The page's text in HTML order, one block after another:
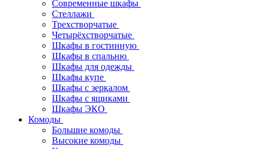
Современные шкафы
Стеллажи
Трехстворчатые
Четырёхстворчатые
Шкафы в гостинную
Шкафы в спальню
Шкафы для одежды
Шкафы купе
Шкафы с зеркалом
Шкафы с ящиками
Шкафы ЭКО
Комоды
Большие комоды
Высокие комоды